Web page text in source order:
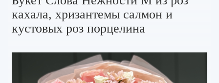
кахала, хризантемы салмон и
кустовых роз порцелина